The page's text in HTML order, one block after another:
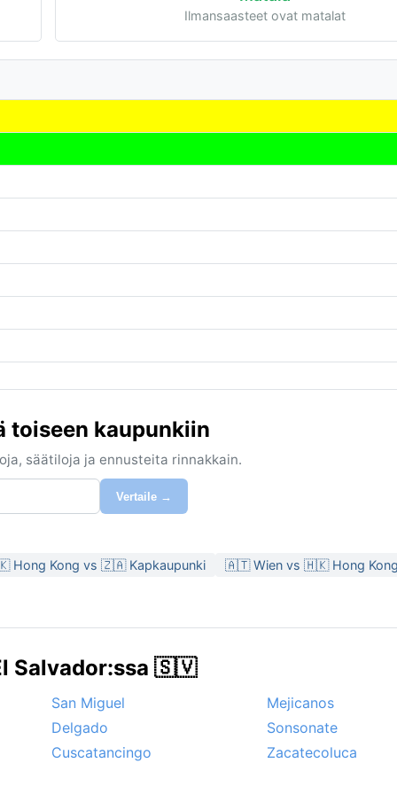
Ilmansaasteet ovat matalat
toiseen kaupunkiin
säätiloja ja ennusteita rinnakkain.
Vertaile →
Hong Kong vs 🇿🇦 Kapkaupunki 🇦🇹 Wien vs 🇭🇰 Hong
Salvador:ssa 🇸🇻
San Miguel
Mejicanos
Delgado
Sonsonate
Cuscatancingo
Zacatecoluca